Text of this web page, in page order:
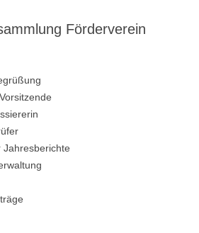
Förderverein
Jahresberichte